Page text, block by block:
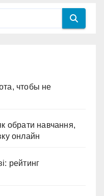
чтобы не
обрати навчання,
онлайн
рейтинг